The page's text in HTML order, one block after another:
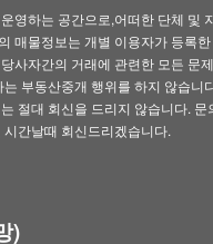
영하는 공간으로,어떠한 단체 및
매물정보는 개별 이용자가 등록
사자간의 거래에 관련한 모든 문
부동산중개 행위를 하지 않습니
절대 회신을 드리지 않습니다.
간날때 회신드리겠습니다.
)